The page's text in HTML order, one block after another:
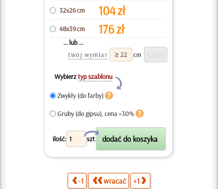
32x26 cm 104zł
48x39 cm 176zł
... lub ...
twój wymiar
cm
Wybierztyp szablonu
Y
Zwykły (do farby)
Gruby (do gipsu), cena +30%
ilość: szt.
X
-1 wracać +1